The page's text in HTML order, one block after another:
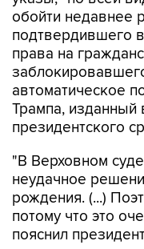
обойти недавнее
подтвердившего
права на
автоматическое
Трампа, изданный
президентского
"В Верховном
неудачное
рождения. (...)
потому что это
пояснил